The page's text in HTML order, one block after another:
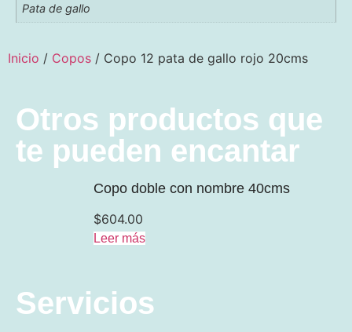
Pata de gallo
Inicio / Copos / Copo 12 pata de gallo rojo 20cms
Otros productos que
te pueden encantar
Copo doble con nombre 40cms
$604.00
Leer más
Servicios